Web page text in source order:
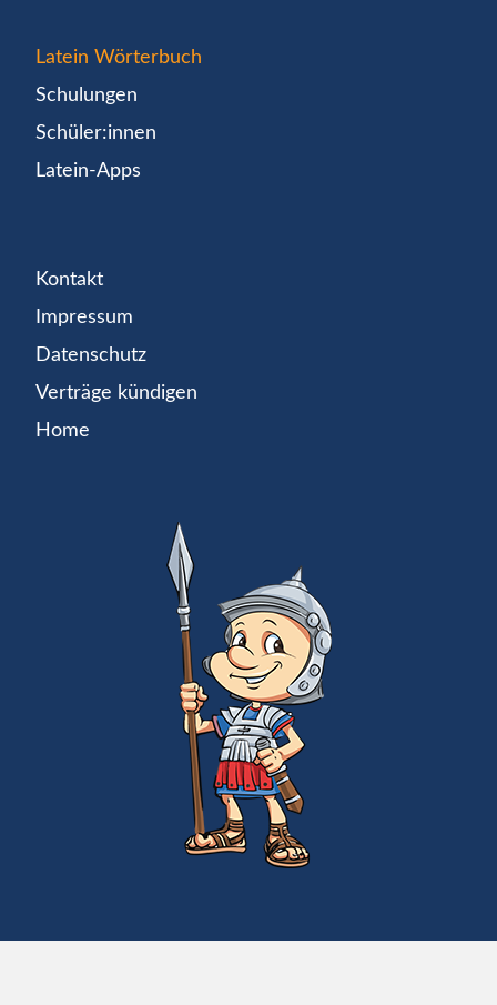
Latein Wörterbuch
Schulungen
Schüler:innen
Latein-Apps
Kontakt
Impressum
Datenschutz
Verträge kündigen
Home